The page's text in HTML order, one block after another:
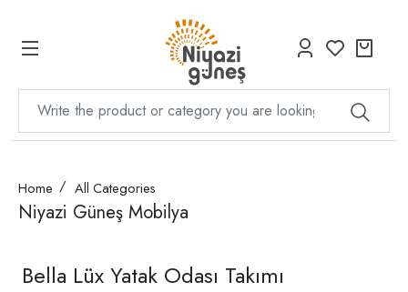
Home All Categories
Niyazi Güneş Mobilya
Bella Lüx Yatak Odası Takımı